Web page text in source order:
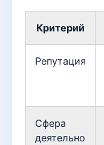
Критерий
Репутация
Сфера
деятельно